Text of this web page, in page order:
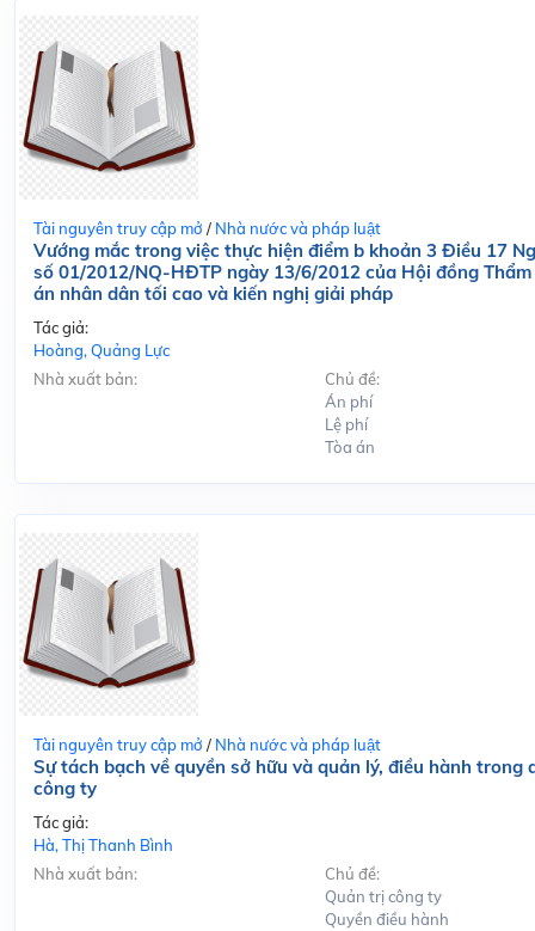
Tài nguyên truy cập mở / Nhà nước và pháp luật
Vướng mắc trong việc thực hiện điểm b khoản 3 Điều 17
số 01/2012/NQ-HĐTP ngày 13/6/2012 của Hội đồng Thẩm
án nhân dân tối cao và kiến nghị giải pháp
Tác giả:
Hoàng, Quảng Lực
Nhà xuất bản:
Chủ đề:
Án phí
Lệ phí
Tòa án
Tài nguyên truy cập mở / Nhà nước và pháp luật
Sự tách bạch về quyền sở hữu và quản lý, điều hành trong
công ty
Tác giả:
Hà, Thị Thanh Bình
Nhà xuất bản:
Chủ đề:
Quản trị công ty
Quyền điều hành